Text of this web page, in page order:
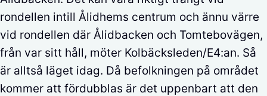
rondellen intill Ålidhems centrum och ännu värre
vid rondellen där Ålidbacken och Tomtebovägen,
från var sitt håll, möter Kolbäcksleden/E4:an. Så
är alltså läget idag. Då befolkningen på området
kommer att fördubblas är det uppenbart att den